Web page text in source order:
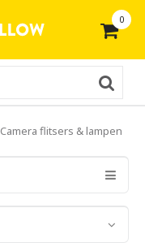
0
Camera flitsers & lampen